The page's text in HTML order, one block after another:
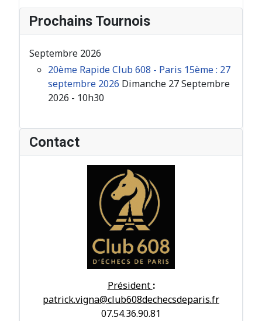
Prochains Tournois
Septembre 2026
20ème Rapide Club 608 - Paris 15ème : 27
septembre 2026 Dimanche 27 Septembre
2026 - 10h30
Contact
Président :
patrick.vigna@club608dechecsdeparis.fr
07.54.36.90.81